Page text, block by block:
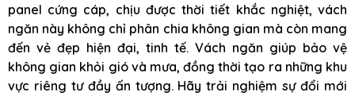
panel cứng cáp, chịu được thời tiết khắc nghiệt, vách
ngăn này không chỉ phân chia không gian mà còn mang
đến vẻ đẹp hiện đại, tinh tế. Vách ngăn giúp bảo vệ
không gian khỏi gió và mưa, đồng thời tạo ra những khu
vực riêng tư đầy ấn tượng. Hãy trải nghiệm sự đổi mới